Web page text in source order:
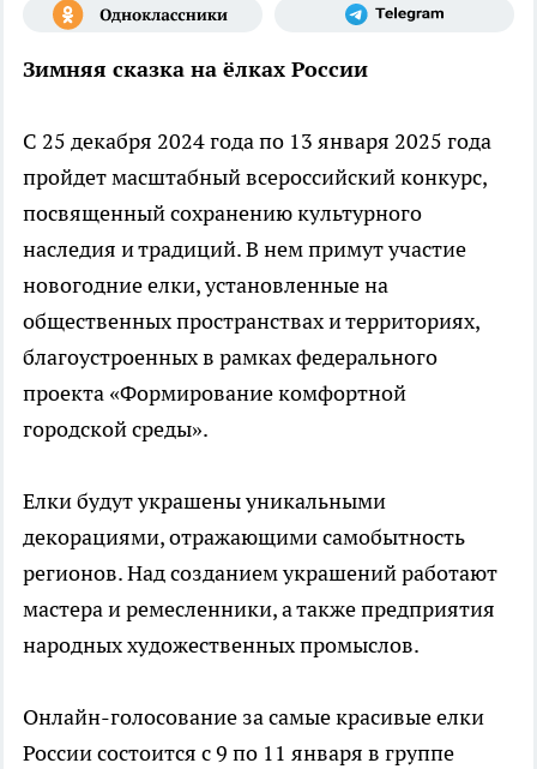
Зимняя сказка на ёлках России
С 25 декабря 2024 года по 13 января 2025 года
пройдет масштабный всероссийский конкурс,
посвященный сохранению культурного
наследия и традиций. В нем примут участие
новогодние елки, установленные на
общественных пространствах и территориях,
благоустроенных в рамках федерального
проекта «Формирование комфортной
городской среды».
Елки будут украшены уникальными
декорациями, отражающими самобытность
регионов. Над созданием украшений работают
мастера и ремесленники, а также предприятия
народных художественных промыслов.
Онлайн-голосование за самые красивые елки
России состоится с 9 по 11 января в группе